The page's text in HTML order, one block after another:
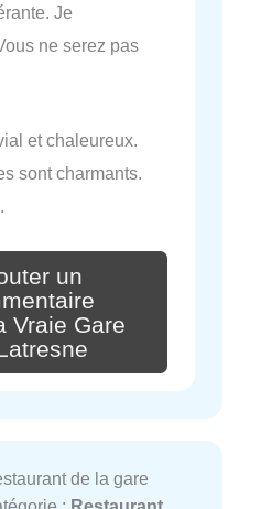
Je
ne serez pas
et chaleureux.
sont charmants.
un
Vraie Gare
de la gare